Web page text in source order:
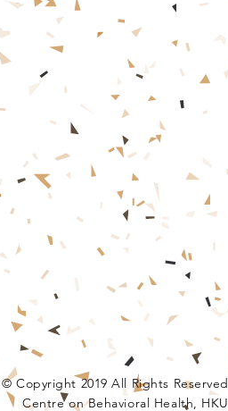
© Copyright 2019 All Rights Reserved
Centre on Behavioral Health, HKU